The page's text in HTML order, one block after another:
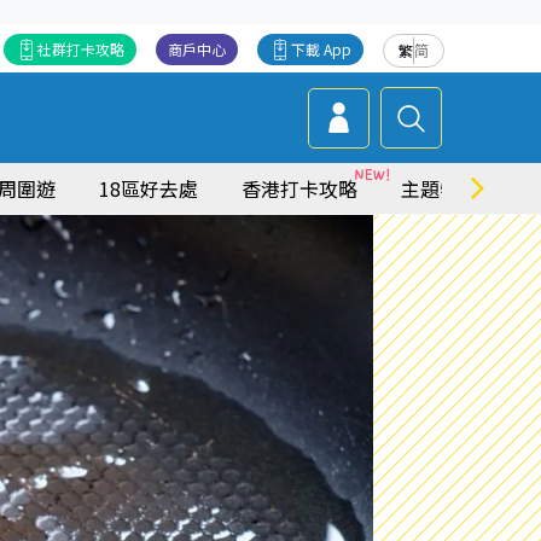
繁简
下載 App
商戶中心
社群打卡攻略
圍遊 18區好去處 香港打卡攻略 主題特集